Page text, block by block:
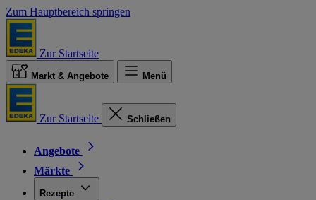
Zum Hauptbereich springen
Zur Startseite
Markt & Angebote Menü
Zur Startseite Schließen
Angebote
Märkte
Rezepte